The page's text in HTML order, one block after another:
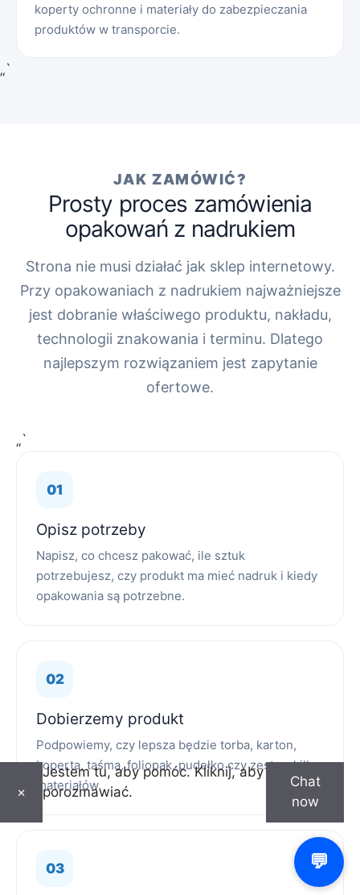
koperty ochronne i materiały do zabezpieczania
produktów w transporcie.
„`
JAK ZAMÓWIĆ?
Prosty proces zamówienia
opakowań z nadrukiem
Strona nie musi działać jak sklep internetowy.
Przy opakowaniach z nadrukiem najważniejsze
jest dobranie właściwego produktu, nakładu,
technologii znakowania i terminu. Dlatego
najlepszym rozwiązaniem jest zapytanie
ofertowe.
„`
Opisz potrzeby
Napisz, co chcesz pakować, ile sztuk
potrzebujesz, czy produkt ma mieć nadruk i kiedy
opakowania są potrzebne.
Dobierzemy produkt
Podpowiemy, czy lepsza będzie torba, karton,
koperta, taśma, foliopak, pudełko czy zestaw kilku
materiałów.
×
Jestem tu, aby pomóc. Kliknij, aby
porozmawiać.
Chat
now